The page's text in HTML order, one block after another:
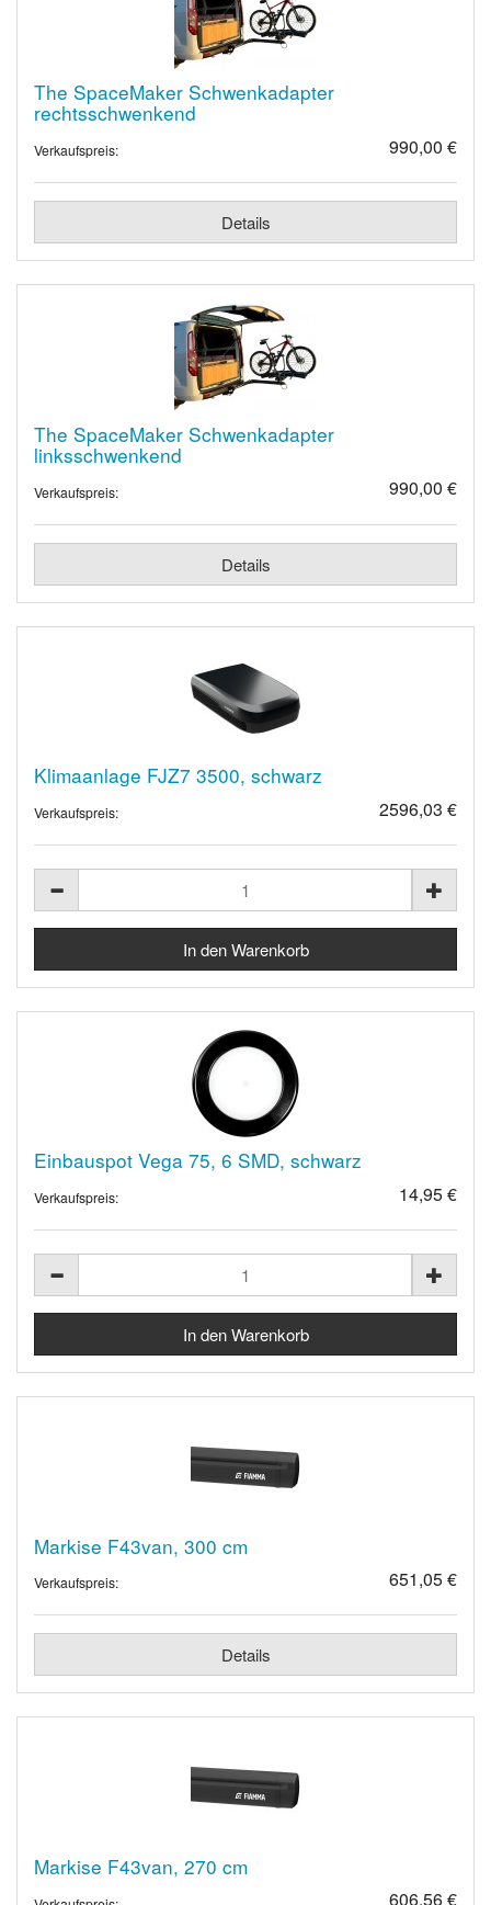
The SpaceMaker Schwenkadapter
rechtsschwenkend
Verkaufspreis: 990,00 €
Details
The SpaceMaker Schwenkadapter
linksschwenkend
Verkaufspreis: 990,00 €
Details
Klimaanlage FJZ7 3500, schwarz
Verkaufspreis: 2596,03 €
Einbauspot Vega 75, 6 SMD, schwarz
Verkaufspreis: 14,95 €
Markise F43van, 300 cm
Verkaufspreis: 651,05 €
Details
Markise F43van, 270 cm
606,56 €